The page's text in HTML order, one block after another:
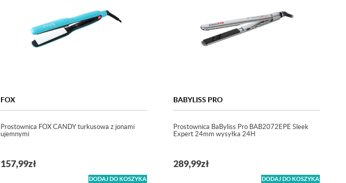
FOX
Prostownica FOX CANDY turkusowa z jonami
ujemnymi
157,99zł
DODAJ DO KOSZYKA
BABYLISS PRO
Prostownica BaByliss Pro BAB2072EPE Sleek
Expert 24mm wysyłka 24H
289,99zł
DODAJ DO KOSZYKA